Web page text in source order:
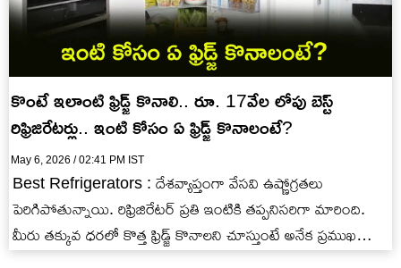
కొంటే ఇలాంటి ఫ్రిడ్జ్ కొనాలి.. రూ. 17వేల లోపు బెస్ట్
రిఫ్రిజిరేటర్లు.. ఇంటి కోసం ఏ ఫ్రిడ్జ్ కొనాలంటే?
May 6, 2026 / 02:41 PM IST
Best Refrigerators : దేశవ్యాప్తంగా వేసవి ఉష్ణోగ్రతలు
పెరిగిపోతున్నాయి. రిఫ్రిజిరేటర్ ప్రతి ఇంటికి తప్పనిసరిగా మారింది.
మీరు తక్కువ ధరలో కొత్త ఫ్రిడ్జ్ కొనాలని చూస్తుంటే అనేక ప్రముఖ